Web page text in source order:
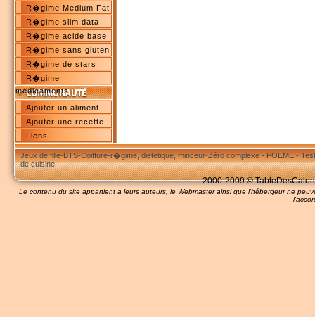
R�gime Medium Fat
R�gime slim data
R�gime acide base
R�gime sans gluten
R�gime de stars
R�gime
medicaments
Ajouter un aliment
Ajouter une recette
Liens
Jeux de fille-BTS-Coiffure-r�gime, dietetique, minceur-Zéro complexe-POEME-
de cuisine
2000-2009 ©
Le contenu du site appartient a leurs auteurs, le Webmaster ainsi que l'hébergeur ne